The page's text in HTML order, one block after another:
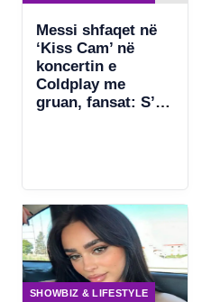
Messi shfaqet në
‘Kiss Cam’ në
koncertin e
Coldplay me
gruan, fansat: S’ka
SHOWBIZ & LIFESTYLE